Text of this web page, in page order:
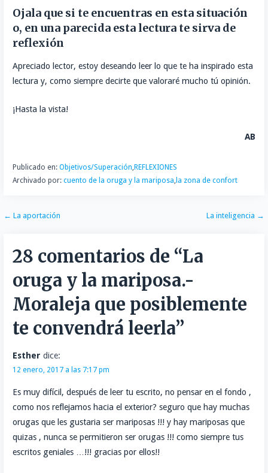
Ojala que si te encuentras en esta situación
o, en una parecida esta lectura te sirva de
reflexión
Apreciado lector, estoy deseando leer lo que te ha inspirado esta
lectura y, como siempre decirte que valoraré mucho tú opinión.
¡Hasta la vista!
AB
Publicado en: Objetivos/Superación,REFLEXIONES
Archivado por: cuento de la oruga y la mariposa,la zona de confort
Navegación
entradas
← La aportación La inteligencia →
28 comentarios de “La
oruga y la mariposa.-
Moraleja que posiblemente
te convendrá leerla”
Esther dice:
12 enero, 2017 a las 7:17 pm
Es muy difícil, después de leer tu escrito, no pensar en el fondo ,
como nos reflejamos hacia el exterior? seguro que hay muchas
orugas que les gustaria ser mariposas !!! y hay mariposas que
quizas , nunca se permitieron ser orugas !!! como siempre tus
escritos geniales …!!! gracias por ellos!!